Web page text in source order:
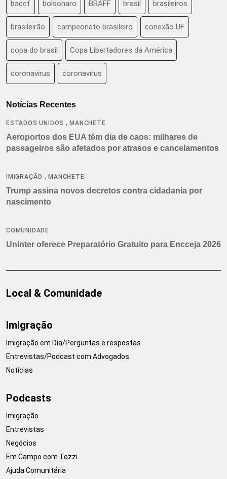
baccf bolsonaro BRAFF brasil brasileiros
brasileirão campeonato brasileiro conexão UF
copa do brasil Copa Libertadores da América
coronavirus coronavírus
Notícias Recentes
ESTADOS UNIDOS ,MANCHETE
Aeroportos dos EUA têm dia de caos: milhares de
passageiros são afetados por atrasos e cancelamentos
IMIGRAÇÃO ,MANCHETE
Trump assina novos decretos contra cidadania por
nascimento
COMUNIDADE
Uninter oferece Preparatório Gratuito para Encceja 2026
Local & Comunidade
Imigração
Imigração em Dia/Perguntas e respostas
Entrevistas/Podcast com Advogados
Notícias
Podcasts
Imigração
Entrevistas
Negócios
Em Campo com Tozzi
Ajuda Comunitária